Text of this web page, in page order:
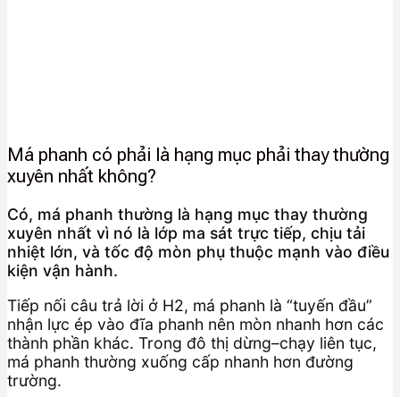
Má phanh có phải là hạng mục phải thay thường
xuyên nhất không?
Có, má phanh thường là hạng mục thay thường
xuyên nhất vì nó là lớp ma sát trực tiếp, chịu tải
nhiệt lớn, và tốc độ mòn phụ thuộc mạnh vào điều
kiện vận hành.
Tiếp nối câu trả lời ở H2, má phanh là “tuyến đầu”
nhận lực ép vào đĩa phanh nên mòn nhanh hơn các
thành phần khác. Trong đô thị dừng–chạy liên tục,
má phanh thường xuống cấp nhanh hơn đường
trường.